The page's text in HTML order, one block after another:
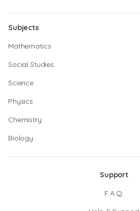
Subjects
Mathematics
Social Studies
Science
Physics
Chemistry
Biology
Support
F.A.Q.